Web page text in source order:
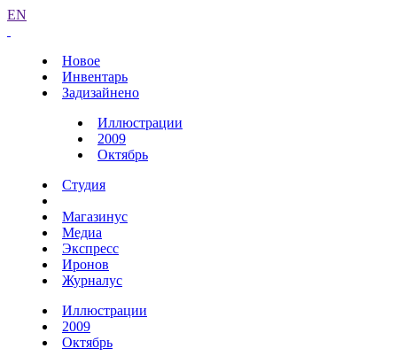
EN
Новое
Инвентарь
Задизайнено
Иллюстрации
2009
Октябрь
Студия
Магазинус
Медиа
Экспресс
Иронов
Журналус
Иллюстрации
2009
Октябрь